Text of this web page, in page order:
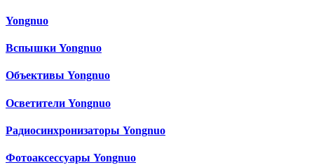
Yongnuo
Вспышки Yongnuo
Объективы Yongnuo
Осветители Yongnuo
Радиосинхронизаторы Yongnuo
Фотоаксессуары Yongnuo